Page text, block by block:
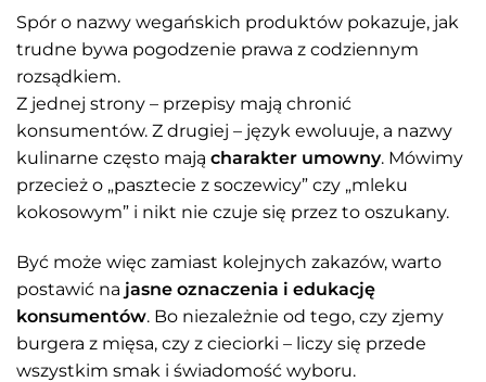
Spór o nazwy wegańskich produktów pokazuje, jak
trudne bywa pogodzenie prawa z codziennym
rozsądkiem.
Z jednej strony – przepisy mają chronić
konsumentów. Z drugiej – język ewoluuje, a nazwy
kulinarne często mają charakter umowny. Mówimy
przecież o „pasztecie z soczewicy” czy „mleku
kokosowym” i nikt nie czuje się przez to oszukany.
Być może więc zamiast kolejnych zakazów, warto
postawić na jasne oznaczenia i edukację
konsumentów. Bo niezależnie od tego, czy zjemy
burgera z mięsa, czy z cieciorki – liczy się przede
wszystkim smak i świadomość wyboru.